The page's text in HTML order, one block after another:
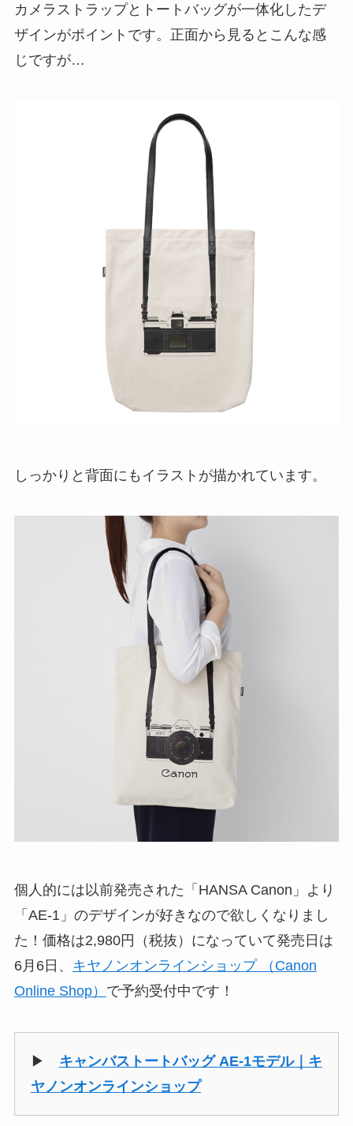
カメラストラップとトートバッグが一体化したデ
ザインがポイントです。正面から見るとこんな感
じですが…
しっかりと背面にもイラストが描かれています。
個人的には以前発売された「HANSA Canon」より
「AE-1」のデザインが好きなので欲しくなりまし
た！価格は2,980円（税抜）になっていて発売日は
6月6日、 キヤノンオンラインショップ （Canon
Online Shop） で予約受付中です！
▶ キャンバストートバッグ AE-1モデル｜キ
ヤノンオンラインショップ